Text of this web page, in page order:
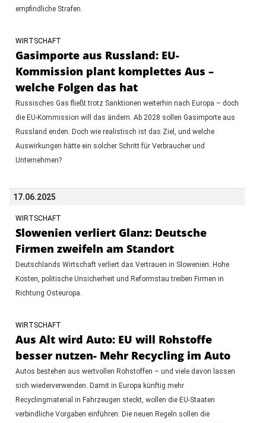
empfindliche Strafen.
WIRTSCHAFT
Gasimporte aus Russland: EU-
Kommission plant komplettes Aus –
welche Folgen das hat
Russisches Gas fließt trotz Sanktionen weiterhin nach Europa – doch
die EU-Kommission will das ändern. Ab 2028 sollen Gasimporte aus
Russland enden. Doch wie realistisch ist das Ziel, und welche
Auswirkungen hätte ein solcher Schritt für Verbraucher und
Unternehmen?
17.06.2025
WIRTSCHAFT
Slowenien verliert Glanz: Deutsche
Firmen zweifeln am Standort
Deutschlands Wirtschaft verliert das Vertrauen in Slowenien: Hohe
Kosten, politische Unsicherheit und Reformstau treiben Firmen in
Richtung Osteuropa.
WIRTSCHAFT
Aus Alt wird Auto: EU will Rohstoffe
besser nutzen- Mehr Recycling im Auto
Autos bestehen aus wertvollen Rohstoffen – und viele davon lassen
sich wiederverwenden. Damit in Europa künftig mehr
Recyclingmaterial in Fahrzeugen steckt, wollen die EU-Staaten
verbindliche Vorgaben einführen. Die neuen Regeln sollen die